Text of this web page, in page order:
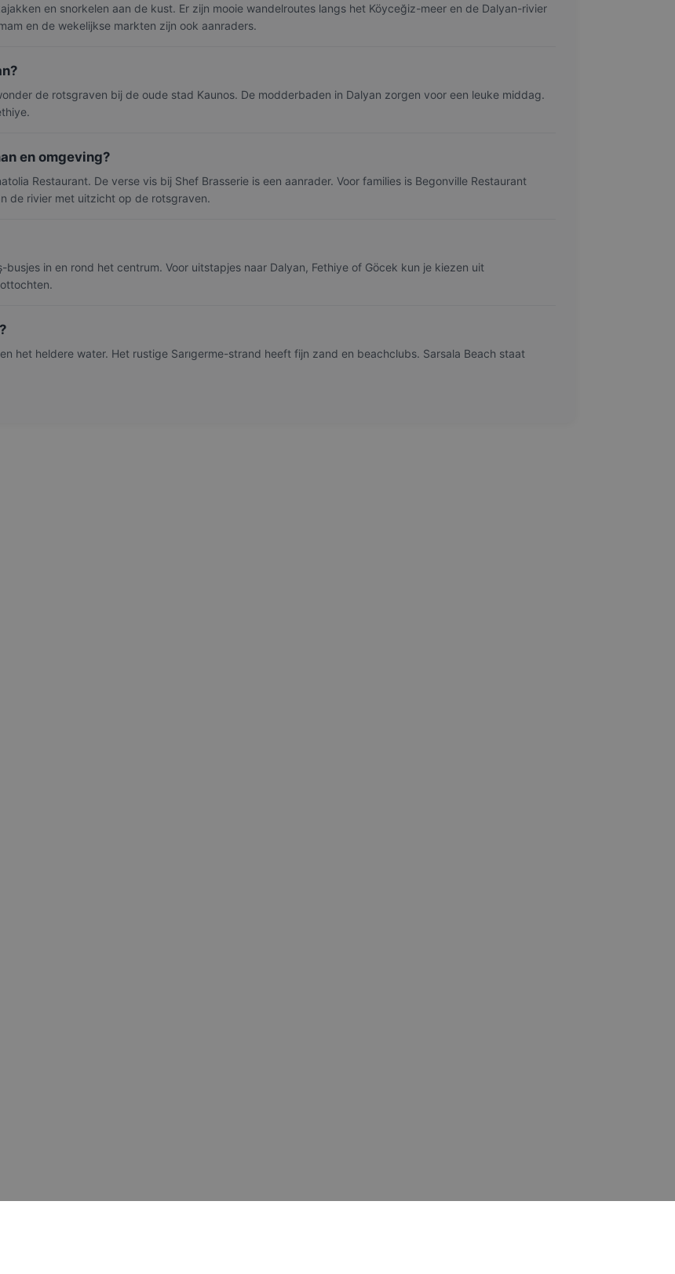
en snorkelen aan de kust. Er zijn mooie wandelroutes langs het Köyceğiz-meer en de Dalyan-rivier
en de wekelijkse markten zijn ook aanraders.
de rotsgraven bij de oude stad Kaunos. De modderbaden in Dalyan zorgen voor een leuke middag.
en omgeving?
Restaurant. De verse vis bij Shef Brasserie is een aanrader. Voor families is Begonville Restaurant
de rivier met uitzicht op de rotsgraven.
in en rond het centrum. Voor uitstapjes naar Dalyan, Fethiye of Göcek kun je kiezen uit
het heldere water. Het rustige Sarıgerme-strand heeft fijn zand en beachclubs. Sarsala Beach staat